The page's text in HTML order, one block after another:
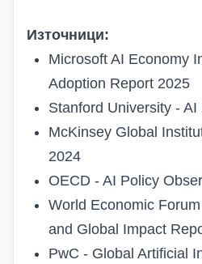
Източници:
Microsoft AI Economy
Adoption Report 2025
Stanford University -
McKinsey Global
2024
OECD - AI Policy
World Economic
and Global Impact
PwC - Global Artificial